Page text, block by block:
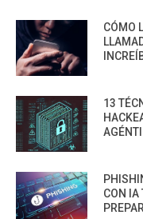
CÓMO
13
CON IA